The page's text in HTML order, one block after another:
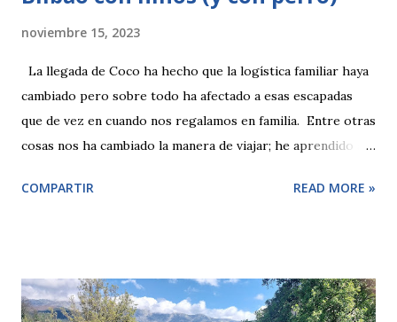
noviembre 15, 2023
La llegada de Coco ha hecho que la logística familiar haya
cambiado pero sobre todo ha afectado a esas escapadas
que de vez en cuando nos regalamos en familia. Entre otras
cosas nos ha cambiado la manera de viajar; he aprendido a
tampoco pasa nada. Es una buena excusa para volver y si
volver o conocer Bilbao aquí te dejo unas cuantas ideas
COMPARTIR READ MORE »